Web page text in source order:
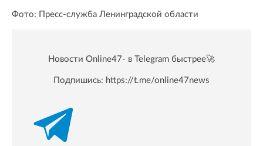
Фото: Пресс-служба Ленинградской области
Новости Online47- в Telegram быстрее🚀
Подпишись: https://t.me/online47news